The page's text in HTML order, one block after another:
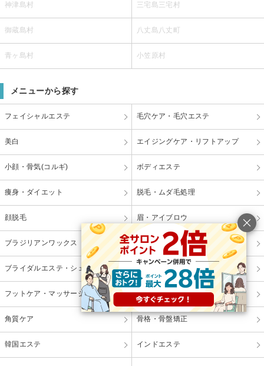
神津島村 三宅島三宅村
御蔵島村 八丈島八丈町
青ヶ島村 小笠原村
メニューから探す
フェイシャルエステ 毛穴ケア・毛穴エステ
美白 エイジングケア・リフトアップ
小顔・骨気(コルギ) ボディエステ
痩身・ダイエット 脱毛・ムダ毛処理
顔脱毛 眉・アイブロウ
ブラジリアンワックス レディースシェービング
ブライダルエステ・シェービング バストアップ・ケア
フットケア・マッサージ ハンドケア・マッサージ
角質ケア 骨格・骨盤矯正
韓国エステ インドエステ